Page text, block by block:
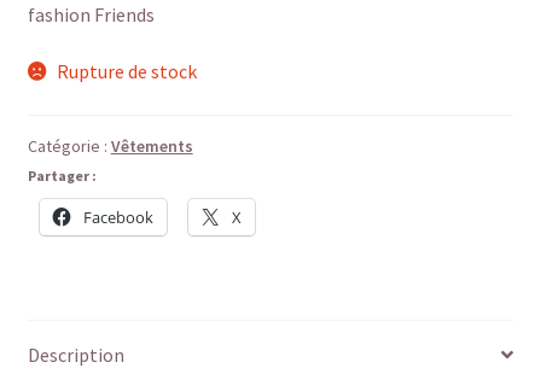
fashion Friends
Rupture de stock
Catégorie : Vêtements
Partager :
Facebook X
Description